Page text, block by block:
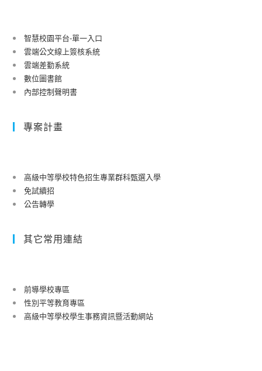
智慧校園平台-單一入口
雲端公文線上簽核系統
雲端差勤系統
數位圖書館
內部控制聲明書
專案計畫
高級中等學校特色招生專業群科甄選入學
免試續招
公告轉學
其它常用連結
前導學校專區
性別平等教育專區
高級中等學校學生事務資訊暨活動網站